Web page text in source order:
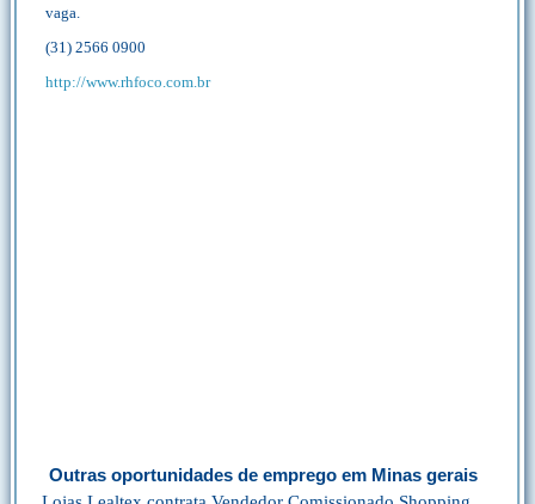
vaga.
(31) 2566 0900
http://www.rhfoco.com.br
Outras oportunidades de emprego em Minas gerais